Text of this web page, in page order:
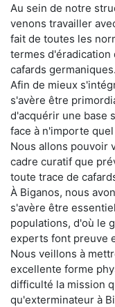
Au sein de notre
venons travailler
fait de toutes les
termes d'éradication
cafards germaniques.
Afin de mieux
s'avère être
d'acquérir une base
face à n'importe
Nous allons pouvoir
cadre curatif que
toute trace de
À Biganos, nous
s'avère être
populations, d'où le
experts font preuve
Nous veillons à
excellente forme
difficulté la mission
qu'exterminateur à